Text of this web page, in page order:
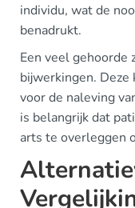
individu, wat de
benadrukt.
Een veel gehoorde
bijwerkingen.
voor de naleving
is belangrijk dat
arts te overleggen